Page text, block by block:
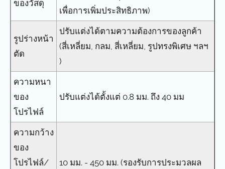
ของวัสดุ
เพื่อการเพิ่มประสิทธิภาพ)
รูปร่างหน้า
ตัด
ปรับแต่งได้ตามความต้องการของลูกค้า
(สี่เหลี่ยม, กลม, สี่เหลี่ยม, รูปทรงพิเศษ ฯลฯ
)
ความหนา
ของ
โปรไฟล์
ปรับแต่งได้ตั้งแต่ 0.8 มม. ถึง 40 มม
ความกว้าง
ของ
โปรไฟล์/
10 มม. - 450 มม. (รองรับการประมวลผล